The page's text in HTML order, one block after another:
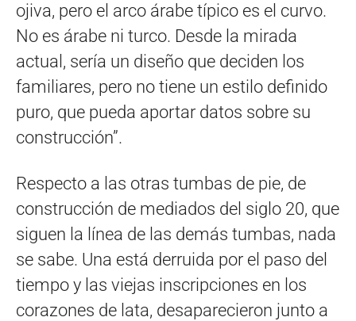
ojiva, pero el arco árabe típico es el curvo.
No es árabe ni turco. Desde la mirada
actual, sería un diseño que deciden los
familiares, pero no tiene un estilo definido
puro, que pueda aportar datos sobre su
construcción”.
Respecto a las otras tumbas de pie, de
construcción de mediados del siglo 20, que
siguen la línea de las demás tumbas, nada
se sabe. Una está derruida por el paso del
tiempo y las viejas inscripciones en los
corazones de lata, desaparecieron junto a